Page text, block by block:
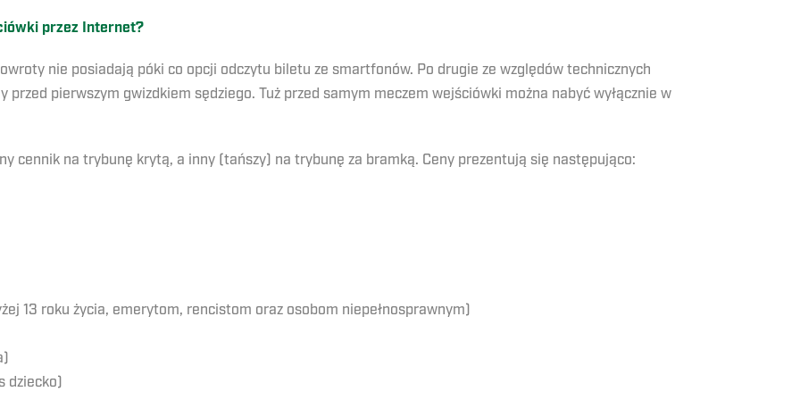
przez Internet?
nie posiadają póki co opcji odczytu biletu ze smartfonów. Po drugie ze względów technicznych
pierwszym gwizdkiem sędziego. Tuż przed samym meczem wejściówki można nabyć wyłącznie w
cennik na trybunę krytą, a inny (tańszy) na trybunę za bramką. Ceny prezentują się następująco:
13 roku życia, emerytom, rencistom oraz osobom niepełnosprawnym)
dziecko)